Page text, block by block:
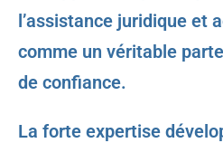
l’assistance juridique et
comme un véritable
de confiance.
La forte expertise